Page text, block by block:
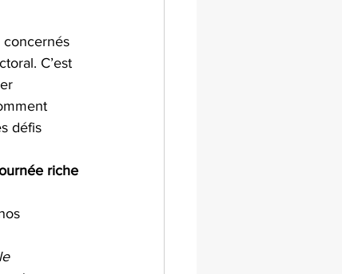
concernés
C’est
défis
riche